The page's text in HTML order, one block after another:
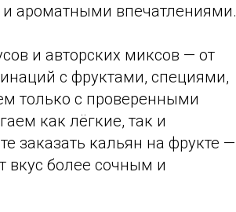
ароматными впечатлениями.
и авторских миксов — от
с фруктами, специями,
только с проверенными
как лёгкие, так и
заказать кальян на фрукте —
вкус более сочным и